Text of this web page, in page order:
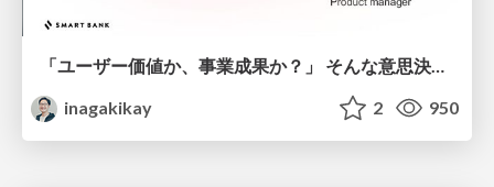
「ユーザー価値か、事業成果か？」 そんな意思決定で悩む前に PMがやるべきこと
inagakikay
2 950